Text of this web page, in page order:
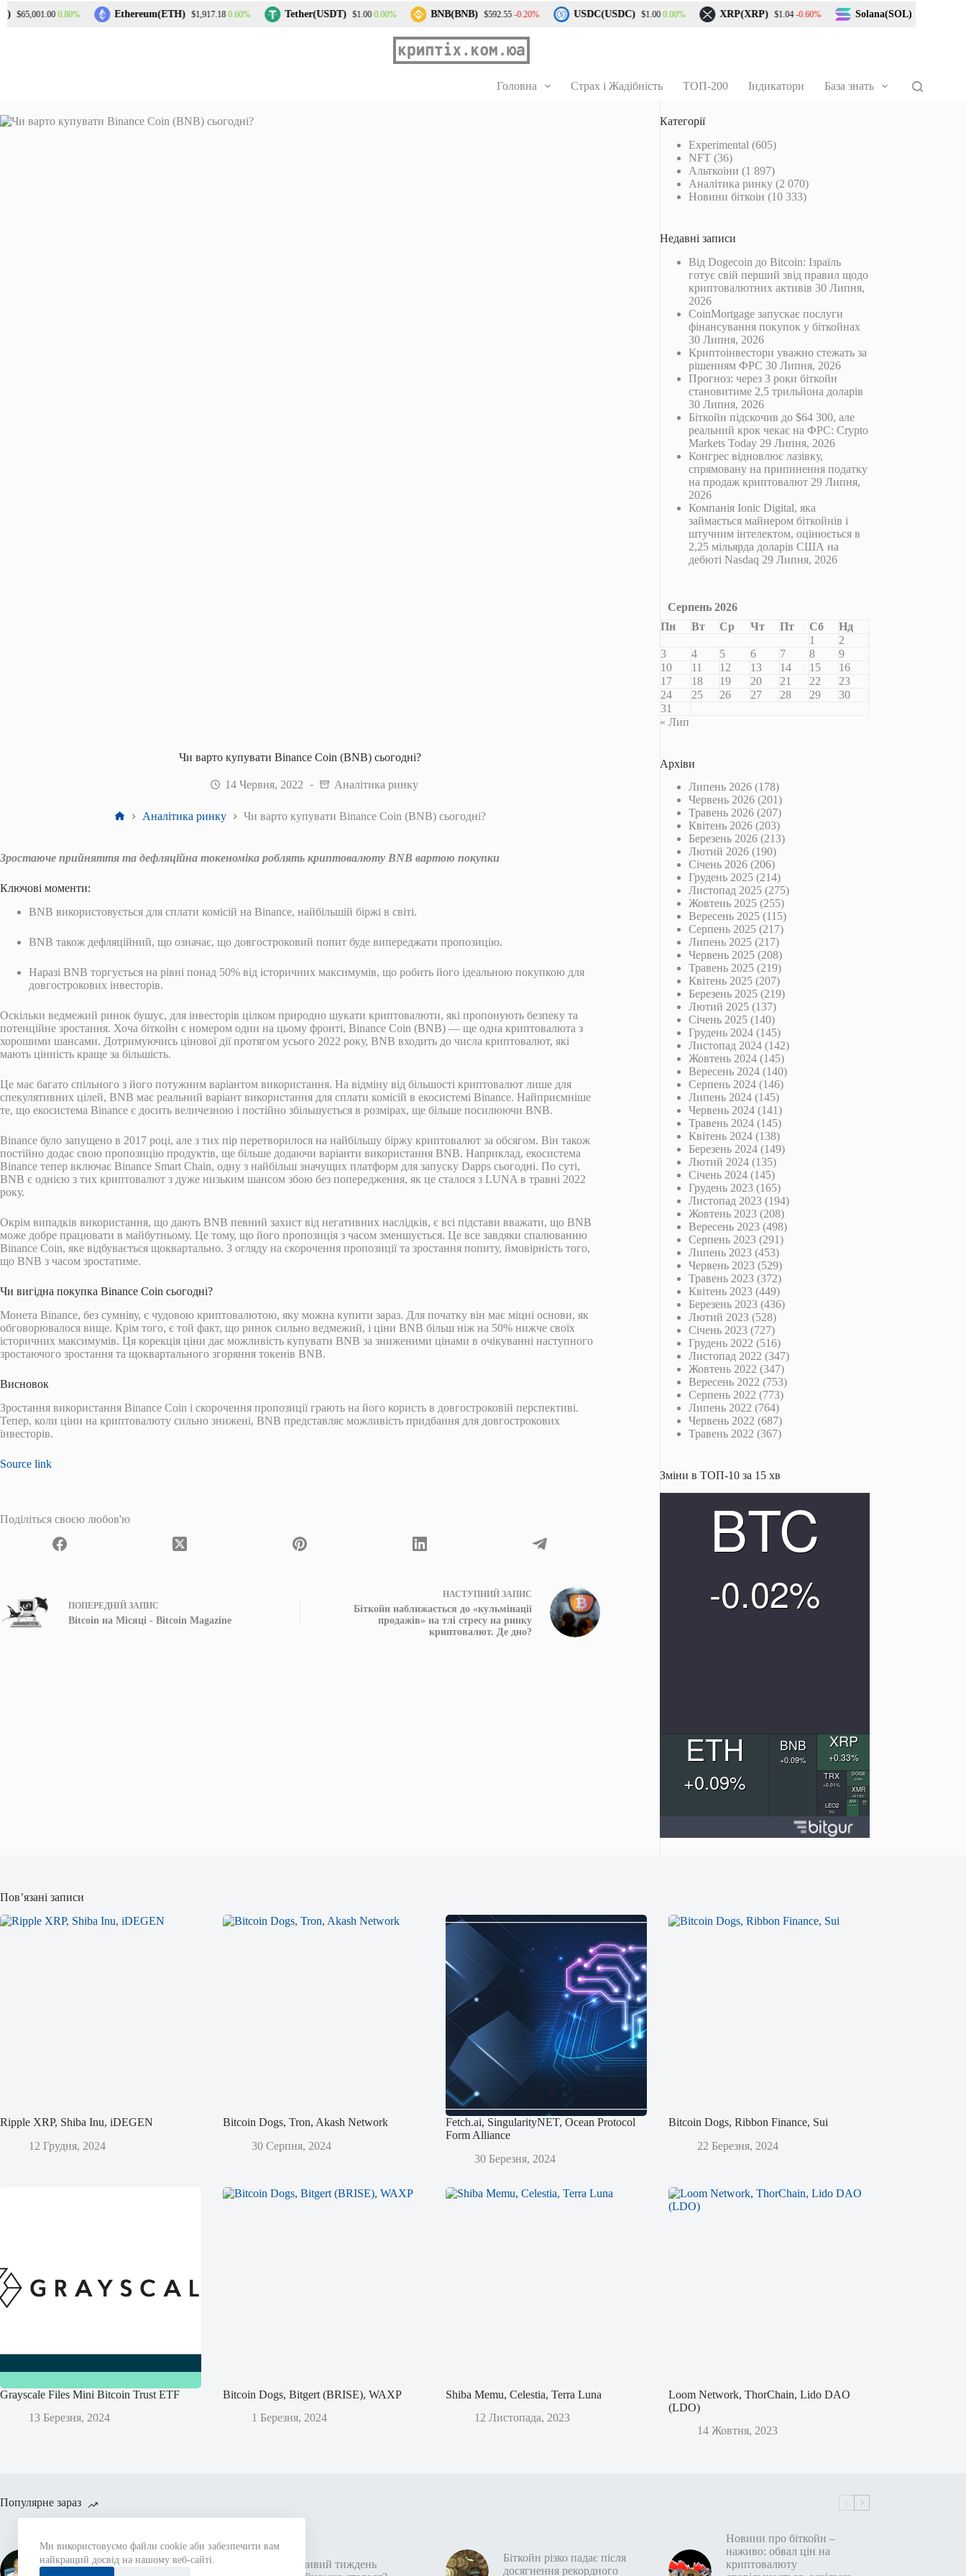
до
Ми використовуємо файли cookie аби забезпечити вам
найкращий досвід на нашому веб-сайті.
$65,001.00 0.80% Ethereum(ETH) $1,917.18 0.60% Tether(USDT) $1.00 0.00% BNB(BNB) $592.55 -0.20% USDC(USDC) $1.00 0.00% XRP(XRP) $1.04 -0.60% Solana(SOL) $74.37
Головна Страх і Жадібність ТОП-200 Індикатори База знать
Чи варто купувати Binance Coin (BNB) сьогодні?
14 Червня, 2022 Аналітика ринку
ГоловнаАналітика ринку Чи варто купувати Binance Coin (BNB) сьогодні?
Зростаюче прийняття та дефляційна токеноміка роблять криптовалюту BNB вартою покупки
Ключові моменти:
BNB використовується для сплати комісій на Binance, найбільшій біржі в світі.
BNB також дефляційний, що означає, що довгостроковий попит буде випереджати пропозицію.
Наразі BNB торгується на рівні понад 50% від історичних максимумів, що робить його ідеальною покупкою для
довгострокових інвесторів.
Оскільки ведмежий ринок бушує, для інвесторів цілком природно шукати криптовалюти, які пропонують безпеку та
потенційне зростання. Хоча біткойн є номером один на цьому фронті, Binance Coin (BNB) — ще одна криптовалюта з
хорошими шансами. Дотримуючись цінової дії протягом усього 2022 року, BNB входить до числа криптовалют, які
мають цінність краще за більшість.
Це має багато спільного з його потужним варіантом використання. На відміну від більшості криптовалют лише для
спекулятивних цілей, BNB має реальний варіант використання для сплати комісій в екосистемі Binance. Найприємніше
те, що екосистема Binance є досить величезною і постійно збільшується в розмірах, ще більше посилюючи BNB.
Binance було запущено в 2017 році, але з тих пір перетворилося на найбільшу біржу криптовалют за обсягом. Він також
постійно додає свою пропозицію продуктів, ще більше додаючи варіанти використання BNB. Наприклад, екосистема
Binance тепер включає Binance Smart Chain, одну з найбільш значущих платформ для запуску Dapps сьогодні. По суті,
BNB є однією з тих криптовалют з дуже низьким шансом збою без попередження, як це сталося з LUNA в травні 2022
року.
Окрім випадків використання, що дають BNB певний захист від негативних наслідків, є всі підстави вважати, що BNB
може добре працювати в майбутньому. Це тому, що його пропозиція з часом зменшується. Це все завдяки спалюванню
Binance Coin, яке відбувається щоквартально. З огляду на скорочення пропозиції та зростання попиту, ймовірність того,
що BNB з часом зростатиме.
Чи вигідна покупка Binance Coin сьогодні?
Монета Binance, без сумніву, є чудовою криптовалютою, яку можна купити зараз. Для початку він має міцні основи, як
обговорювалося вище. Крім того, є той факт, що ринок сильно ведмежий, і ціни BNB більш ніж на 50% нижче своїх
історичних максимумів. Ця корекція ціни дає можливість купувати BNB за зниженими цінами в очікуванні наступного
зростаючого зростання та щоквартального згоряння токенів BNB.
Висновок
Зростання використання Binance Coin і скорочення пропозиції грають на його користь в довгостроковій перспективі.
Тепер, коли ціни на криптовалюту сильно знижені, BNB представляє можливість придбання для довгострокових
інвесторів.
Source link
Поділіться своєю любов'ю
ПОПЕРЕДНІЙ ЗАПИС
Bitcoin на Місяці - Bitcoin Magazine
НАСТУПНИЙ ЗАПИС
Біткойн наближається до «кульмінації
продажів» на тлі стресу на ринку
криптовалют. Де дно?
Категорії
Experimental (605)
NFT (36)
Альткоіни (1 897)
Аналітика ринку (2 070)
Новини біткоін (10 333)
Недавні записи
Від Dogecoin до Bitcoin: Ізраїль
готує свій перший звід правил щодо
криптовалютних активів 30 Липня,
2026
CoinMortgage запускає послуги
фінансування покупок у біткойнах
30 Липня, 2026
Криптоінвестори уважно стежать за
рішенням ФРС 30 Липня, 2026
Прогноз: через 3 роки біткойн
становитиме 2,5 трильйона доларів
30 Липня, 2026
Біткойн підскочив до $64 300, але
реальний крок чекає на ФРС: Crypto
Markets Today 29 Липня, 2026
Конгрес відновлює лазівку,
спрямовану на припинення податку
на продаж криптовалют 29 Липня,
2026
Компанія Ionic Digital, яка
займається майнером біткойнів і
штучним інтелектом, оцінюється в
2,25 мільярда доларів США на
дебюті Nasdaq 29 Липня, 2026
Серпень 2026
Пн
Вт Ср Чт Пт Сб
Нд
1
2
3
4 5 6 7 8
9
10
11 12 13 14 15
16
17
18 19 20 21 22
23
24
25 26 27 28 29
30
31
« Лип
Архіви
Липень 2026 (178)
Червень 2026 (201)
Травень 2026 (207)
Квітень 2026 (203)
Березень 2026 (213)
Лютий 2026 (190)
Січень 2026 (206)
Грудень 2025 (214)
Листопад 2025 (275)
Жовтень 2025 (255)
Вересень 2025 (115)
Серпень 2025 (217)
Липень 2025 (217)
Червень 2025 (208)
Травень 2025 (219)
Квітень 2025 (207)
Березень 2025 (219)
Лютий 2025 (137)
Січень 2025 (140)
Грудень 2024 (145)
Листопад 2024 (142)
Жовтень 2024 (145)
Вересень 2024 (140)
Серпень 2024 (146)
Липень 2024 (145)
Червень 2024 (141)
Травень 2024 (145)
Квітень 2024 (138)
Березень 2024 (149)
Лютий 2024 (135)
Січень 2024 (145)
Грудень 2023 (165)
Листопад 2023 (194)
Жовтень 2023 (208)
Вересень 2023 (498)
Серпень 2023 (291)
Липень 2023 (453)
Червень 2023 (529)
Травень 2023 (372)
Квітень 2023 (449)
Березень 2023 (436)
Лютий 2023 (528)
Січень 2023 (727)
Грудень 2022 (516)
Листопад 2022 (347)
Жовтень 2022 (347)
Вересень 2022 (753)
Серпень 2022 (773)
Липень 2022 (764)
Червень 2022 (687)
Травень 2022 (367)
Зміни в ТОП-10 за 15 хв
Пов’язані записи
Ripple XRP, Shiba Inu, iDEGEN
12 Грудня, 2024
Bitcoin Dogs, Tron, Akash Network
30 Серпня, 2024
Fetch.ai, SingularityNET, Ocean Protocol
Form Alliance
30 Березня, 2024
Bitcoin Dogs, Ribbon Finance, Sui
22 Березня, 2024
Grayscale Files Mini Bitcoin Trust ETF
13 Березня, 2024
Bitcoin Dogs, Bitgert (BRISE), WAXP
1 Березня, 2024
Shiba Memu, Celestia, Terra Luna
12 Листопада, 2023
Loom Network, ThorChain, Lido DAO
(LDO)
14 Жовтня, 2023
Популярне зараз
криптовалютного відділу
Meta Девід Маркус запускає
Жахливий тиждень
Біткойн різко падає після
досягнення рекордного
Новини про біткойн –
наживо: обвал цін на
криптовалюту